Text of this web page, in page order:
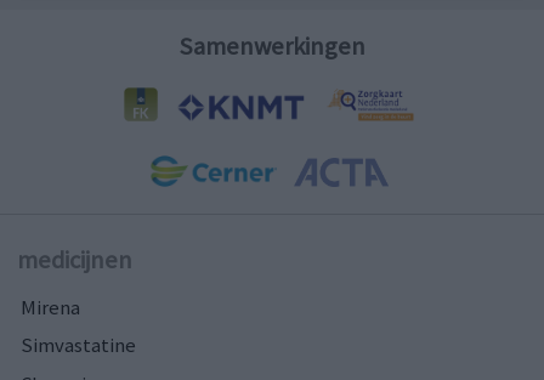
Samenwerkingen
medicijnen
Mirena
Simvastatine